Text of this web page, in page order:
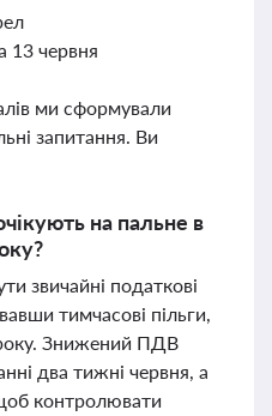
13 червня
ми сформували
запитання. Ви
на пальне в
звичайні податкові
тимчасові пільги,
року. Знижений ПДВ
два тижні червня, а
контролювати